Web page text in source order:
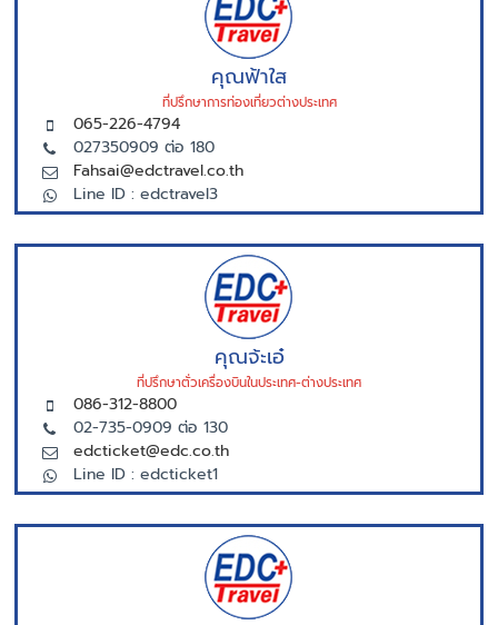
คุณฟ้าใส
ที่ปรึกษาการท่องเที่ยวต่างประเทศ
065-226-4794
027350909 ต่อ 180
Fahsai@edctravel.co.th
Line ID : edctravel3
คุณจ้ะเอ๋
ที่ปรึกษาตั่วเครื่องบินในประเทศ-ต่างประเทศ
086-312-8800
02-735-0909 ต่อ 130
edcticket@edc.co.th
Line ID : edcticket1